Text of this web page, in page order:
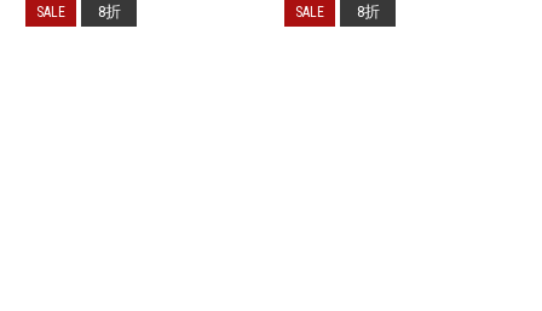
8折 8折